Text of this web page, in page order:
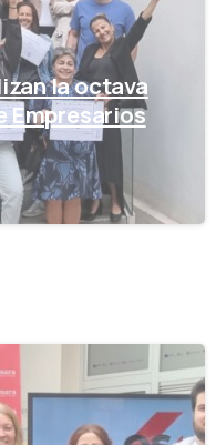
la octava
Empresarios
-